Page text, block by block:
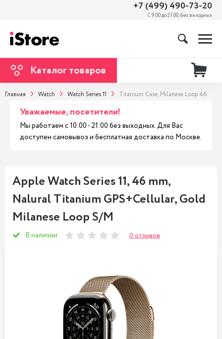
+7 (499) 490-73-20
С 9:00 до 21:00, без выходных
Каталог товаров
Главная Watch Watch Series 11 Titanium Case, Milanese Loop 46
Уважаемые, посетители!
Мы работаем с 10:00 - 21:00 без выходных. Для Вас
доступен самовывоз и бесплатная доставка по Москве.
Apple Watch Series 11, 46 mm,
Nalural Titanium GPS+Cellular, Gold
Milanese Loop S/M
В наличии 0 отзывов